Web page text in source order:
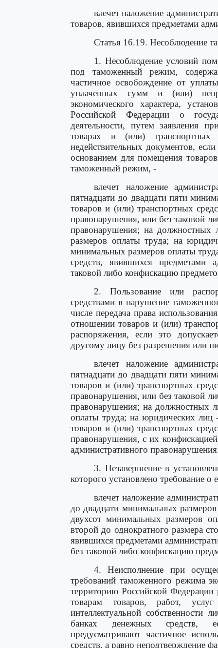
влечет наложение
товаров, явившихся предметами
Статья 16.19. Несоблюдение
1. Несоблюдение условий
под таможенный режим,
частичное освобождение от
уплаченных сумм и (или)
экономического характера,
Российской Федерации о
деятельности, путем заявления
товарах и (или) транспортных
недействительных документов,
основанием для помещения
таможенный режим, -
влечет наложение
пятнадцати до двадцати пяти
товаров и (или) транспортных
правонарушения, или без таковой
правонарушения; на должностных
размеров оплаты труда; на
минимальных размеров оплаты
средств, явившихся предметами
таковой либо конфискацию
2. Пользование или
средствами в нарушение
числе передача права
отношении товаров и (или)
распоряжения, если это
другому лицу без разрешения или
влечет наложение
пятнадцати до двадцати пяти
товаров и (или) транспортных
правонарушения, или без таковой
правонарушения; на должностных
оплаты труда; на юридических лиц
товаров и (или) транспортных
правонарушения, с их
административного
3. Незавершение в
которого установлено требование о
влечет наложение
до двадцати минимальных
двухсот минимальных размеров
второй до однократного размера
явившихся предметами
без таковой либо конфискацию
4. Неисполнение при
требований таможенного режима
территорию Российской
товарам товаров, работ,
интеллектуальной собственности
банках денежных средств,
предусматривают частичное
средств, а равно неподтверждение